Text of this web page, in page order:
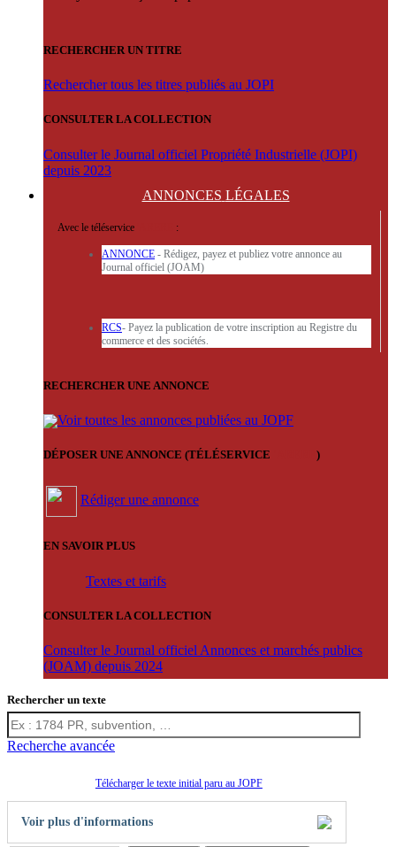
RECHERCHER UN TITRE
Rechercher tous les titres publiés au JOPI
CONSULTER LA COLLECTION
Consulter le Journal officiel Propriété Industrielle (JOPI)
depuis 2023
ANNONCES LÉGALES
Avec le téléservice :
ANNONCE - Rédigez, payez et publiez votre annonce au
Journal officiel (JOAM)
RCS- Payez la publication de votre inscription au Registre du
commerce et des sociétés.
RECHERCHER UNE ANNONCE
Voir toutes les annonces publiées au JOPF
DÉPOSER UNE ANNONCE (TÉLÉSERVICE )
Rédiger une annonce
EN SAVOIR PLUS
Textes et tarifs
CONSULTER LA COLLECTION
Consulter le Journal officiel Annonces et marchés publics
(JOAM) depuis 2024
Rechercher un texte
Recherche avancée
Télécharger le texte initial paru au JOPF
Voir plus d'informations